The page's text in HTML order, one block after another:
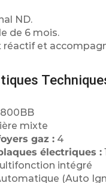
ND.
de 6 mois.
réactif et
800BB
mixte
gaz : 4
électriques : 1
intégré
(Auto